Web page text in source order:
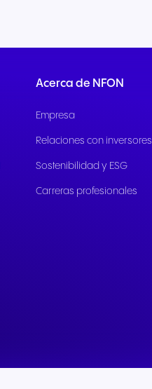
Acerca de NFON
Empresa
Relaciones con inversores
Sostenibilidad y ESG
Carreras profesionales